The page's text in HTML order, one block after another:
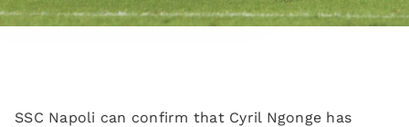
SSC Napoli can confirm that Cyril Ngonge has